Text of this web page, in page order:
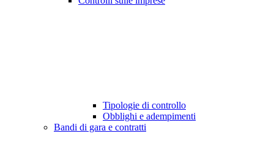
Tipologie di controllo
Obblighi e adempimenti
Bandi di gara e contratti